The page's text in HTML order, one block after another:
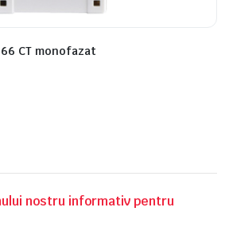
CT monofazat
nostru informativ pentru